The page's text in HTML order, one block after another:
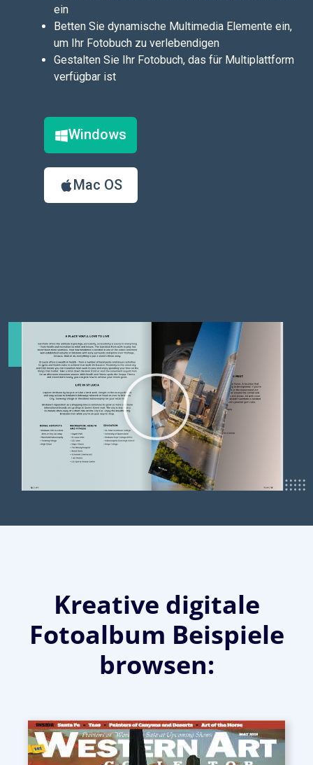
ein
Betten Sie dynamische Multimedia Elemente ein,
um Ihr Fotobuch zu verlebendigen
Gestalten Sie Ihr Fotobuch, das für Multiplattform
verfügbar ist
Windows
Mac OS
Kreative digitale
Fotoalbum Beispiele
browsen: